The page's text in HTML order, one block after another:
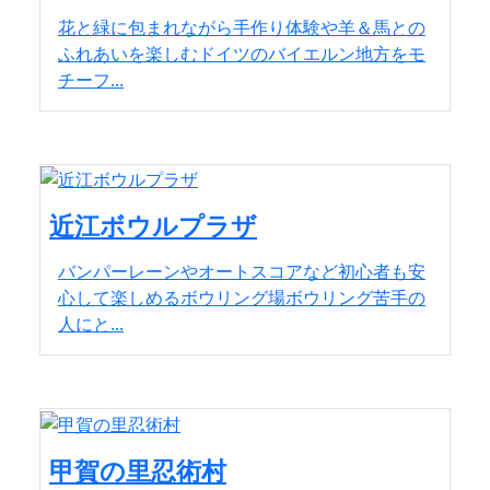
花と緑に包まれながら手作り体験や羊＆馬との
ふれあいを楽しむドイツのバイエルン地方をモ
チーフ...
近江ボウルプラザ
バンパーレーンやオートスコアなど初心者も安
心して楽しめるボウリング場ボウリング苦手の
人にと...
甲賀の里忍術村